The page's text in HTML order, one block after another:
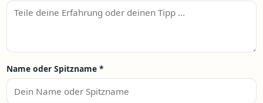
Name oder Spitzname *